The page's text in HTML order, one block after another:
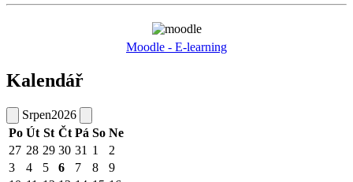
Moodle - E-learning
Kalendář
Srpen2026
Po Út St Čt Pá So Ne
27 28 29 30 31 1
2
3
4 5 6 7 8
9